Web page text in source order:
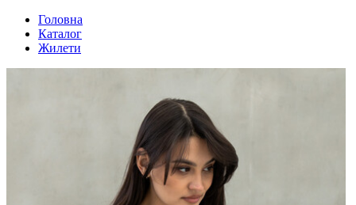
Головна
Каталог
Жилети